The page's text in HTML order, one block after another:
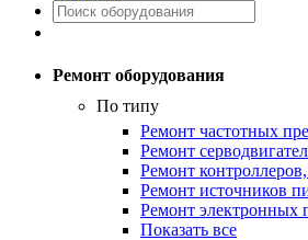
Ремонт оборудования
По типу
Ремонт частотных
Ремонт
Ремонт
Ремонт источников
Ремонт электронных
Показать все